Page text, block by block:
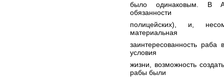
было одинаковым. В
обязанности
полицейских), и,
материальная
заинтересованность раба
условия
жизни, возможность
рабы были